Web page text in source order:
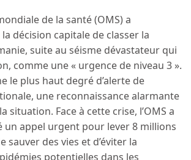
de la santé (OMS) a
décision capitale de classer la
suite au séisme dévastateur qui
comme une « urgence de niveau 3 ».
le plus haut degré d’alerte de
une reconnaissance alarmante
situation. Face à cette crise, l’OMS a
un appel urgent pour lever 8 millions
sauver des vies et d’éviter la
potentielles dans les